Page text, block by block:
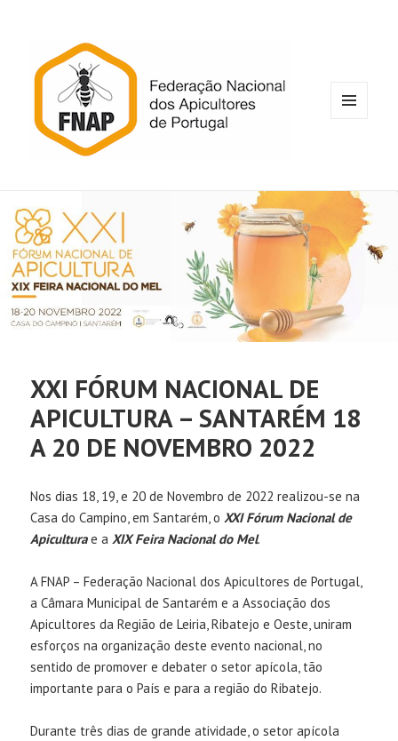
XXI FÓRUM NACIONAL DE
APICULTURA – SANTARÉM 18
A 20 DE NOVEMBRO 2022
Nos dias 18, 19, e 20 de Novembro de 2022 realizou-se na
Casa do Campino, em Santarém, oXXI Fórum Nacional de
Apiculturae a XIX Feira Nacional do Mel.
A FNAP – Federação Nacional dos Apicultores de Portugal,
a Câmara Municipal de Santarém e a Associação dos
Apicultores da Região de Leiria, Ribatejo e Oeste, uniram
esforços na organização deste evento nacional, no
sentido de promover e debater o setor apícola, tão
importante para o País e para a região do Ribatejo.
Durante três dias de grande atividade, o setor apícola